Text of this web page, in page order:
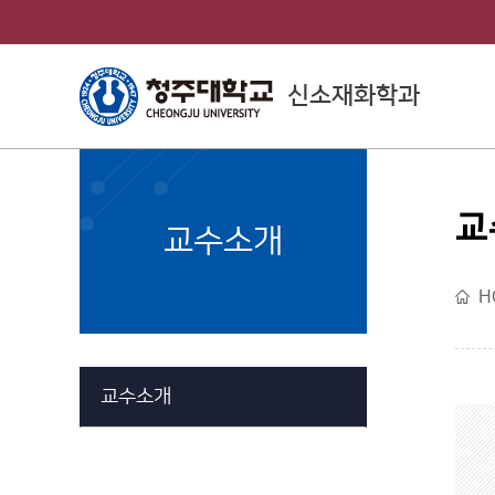
신소재화학과
College of
Engineering
교수소개
교수소개